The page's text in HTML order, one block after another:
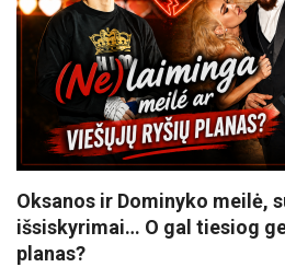
Oksanos ir Dominyko meilė,
išsiskyrimai… O gal tiesiog
planas?